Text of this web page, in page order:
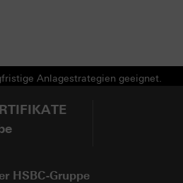
Anlagestrategien geeignet.
HSBC-Gruppe